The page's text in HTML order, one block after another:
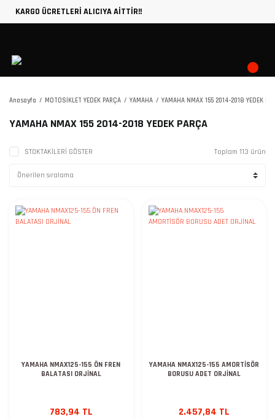
KARGO ÜCRETLERİ ALICIYA AİTTİR!!
Anasayfa MOTOSİKLET YEDEK PARÇA YAMAHA YAMAHA NMAX 155 2014-2018 YEDEK
YAMAHA NMAX 155 2014-2018 YEDEK PARÇA
STOKTAKİLERİ GÖSTER Toplam 113 ürün
YAMAHA NMAX125-155 ÖN FREN
BALATASI ORJİNAL
783,94 TL
YAMAHA NMAX125-155 AMORTİSÖR
BORUSU ADET ORJİNAL
2.457,84 TL